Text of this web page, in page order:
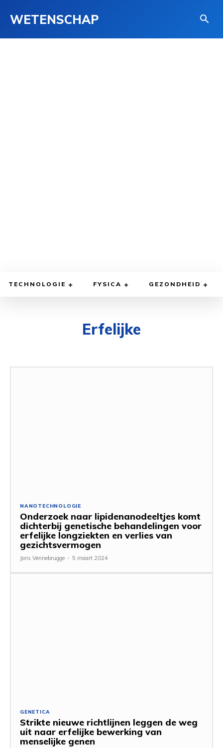
WETENSCHAP
TECHNOLOGIE FYSICA GEZONDHEID
Erfelijke
NANOTECHNOLOGIE
Onderzoek naar lipidenanodeeltjes komt
dichterbij genetische behandelingen voor
erfelijke longziekten en verlies van
gezichtsvermogen
Joris Vennebrugge - 5 maart 2024
GENETICA
Strikte nieuwe richtlijnen leggen de weg
uit naar erfelijke bewerking van
menselijke genen